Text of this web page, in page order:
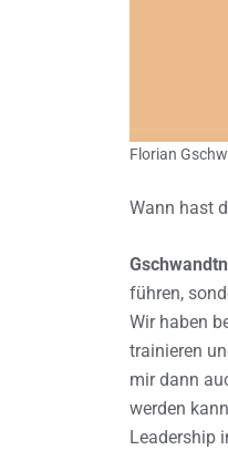
Florian
Wann hast
führen,
Wir haben
trainieren
mir dann
werden
Leadership